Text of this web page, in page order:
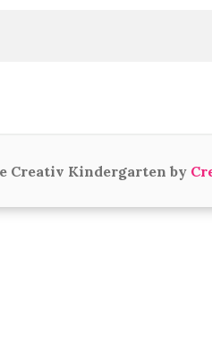
Creativ Kindergarten by